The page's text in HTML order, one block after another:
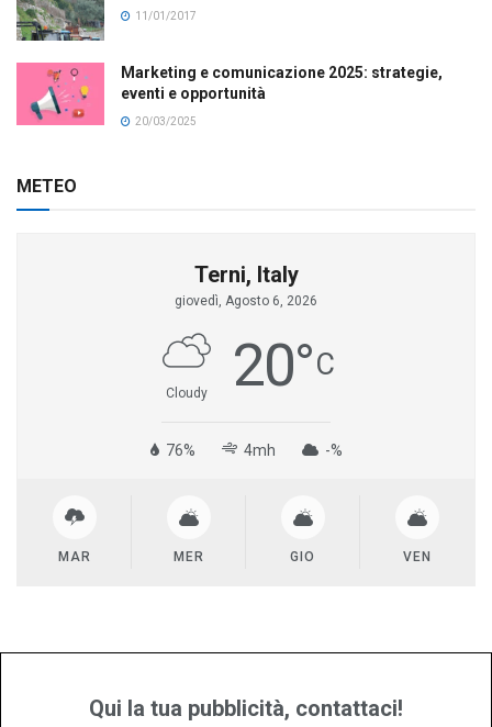
11/01/2017
Marketing e comunicazione 2025: strategie,
eventi e opportunità
20/03/2025
METEO
Terni, Italy
giovedì, Agosto 6, 2026
Cloudy 20°C
76% 4mh -%
MAR MER GIO VEN
Qui la tua pubblicità, contattaci!